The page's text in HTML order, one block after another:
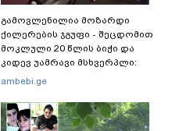
გამოვლენილია მოზარდი
ქილერების ჯგუფი - შეცდომით
მოკლული 20 წლის ბიჭი და
კიდევ უამრავი მსხვერპლი:
რომელ ქვეყნამდე მივიდა
კვალი მასშტაბური
ambebi.ge